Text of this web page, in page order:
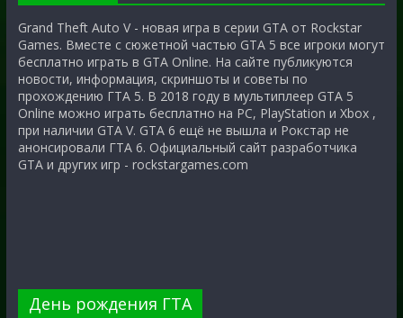
Grand Theft Auto V - новая игра в серии GTA от Rockstar
Games. Вместе с сюжетной частью GTA 5 все игроки могут
бесплатно играть в GTA Online. На сайте публикуются
новости, информация, скриншоты и советы по
прохождению ГТА 5. В 2018 году в мультиплеер GTA 5
Online можно играть бесплатно на PC, PlayStation и Xbox ,
при наличии GTA V. GTA 6 ещё не вышла и Рокстар не
анонсировали ГТА 6. Официальный сайт разработчика
GTA и других игр - rockstargames.com
День рождения ГТА